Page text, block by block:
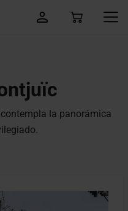
la panorámica